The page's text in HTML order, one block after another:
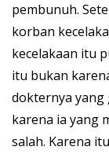
pembunuh.
korban
kecelakaan itu
itu bukan
dokternya
karena ia yang
salah. Karena